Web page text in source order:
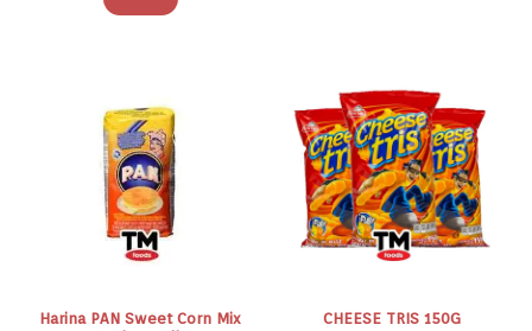
Harina PAN Sweet Corn Mix
Sweet
Corn
Mix
Cachapa
1lb
cantidad
CHEESE TRIS 150G
TRIS
150G
cantidad